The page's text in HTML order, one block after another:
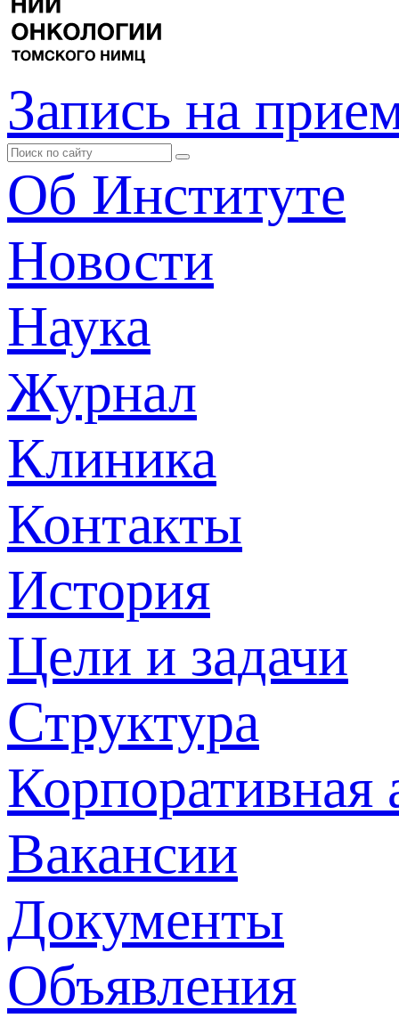
Запись на
Об Институте
Новости
Наука
Журнал
Клиника
Контакты
История
Цели и задачи
Структура
Корпоративная
Вакансии
Документы
Объявления